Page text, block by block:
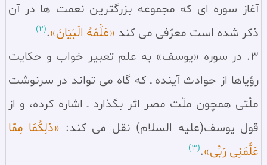
آغاز سوره اى كه مجموعه بزرگترين نعمت ها در آن
ذكر شده است معرّفى مى كند «عَلَّمَهُ الْبَيَانَ».
(2)
3. در سوره «يوسف» به علم تعبير خواب و حكايت
رؤياها از حوادث آينده ـ كه گاه مى تواند در سرنوشت
ملّتى همچون ملّت مصر اثر بگذارد ـ اشاره كرده، و از
قول يوسف(علیه السلام) نقل مى كند: «ذلِكُمَا مِمّا
عَلَّمَنِى رَبِّى».
(3)